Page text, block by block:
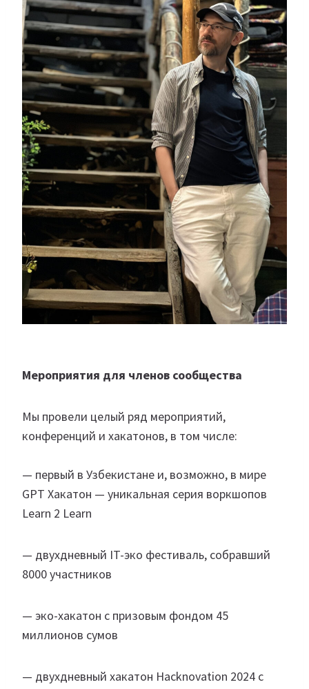
Мероприятия для членов сообщества
Мы провели целый ряд мероприятий,
конференций и хакатонов, в том числе:
— первый в Узбекистане и, возможно, в мире
GPT Хакатон — уникальная серия воркшопов
Learn 2 Learn
— двухдневный IT-эко фестиваль, собравший
8000 участников
— эко-хакатон с призовым фондом 45
миллионов сумов
— двухдневный хакатон Hacknovation 2024 с